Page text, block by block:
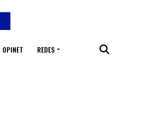
OPINET REDES